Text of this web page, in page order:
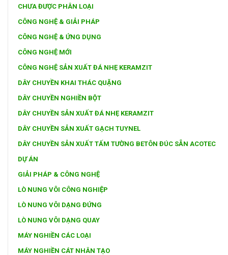
CHƯA ĐƯỢC PHÂN LOẠI
CÔNG NGHỆ & GIẢI PHÁP
CÔNG NGHỆ & ỨNG DỤNG
CÔNG NGHỆ MỚI
CÔNG NGHỆ SẢN XUẤT ĐÁ NHẸ KERAMZIT
DÂY CHUYỀN KHAI THÁC QUẶNG
DÂY CHUYỀN NGHIỀN BỘT
DÂY CHUYỀN SẢN XUẤT ĐÁ NHẸ KERAMZIT
DÂY CHUYỀN SẢN XUẤT GẠCH TUYNEL
DÂY CHUYỀN SẢN XUẤT TẤM TƯỜNG BETÔN ĐÚC SẴN ACOTEC
DỰ ÁN
GIẢI PHÁP & CÔNG NGHỆ
LÒ NUNG VÔI CÔNG NGHIỆP
LÒ NUNG VÔI DẠNG ĐỨNG
LÒ NUNG VÔI DẠNG QUAY
MÁY NGHIỀN CÁC LOẠI
MÁY NGHIỀN CÁT NHÂN TẠO